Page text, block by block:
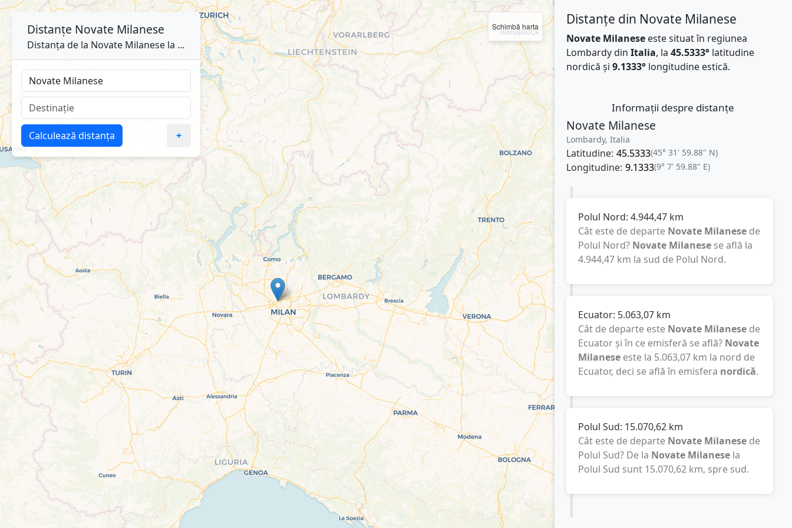
Schimbă harta Distanțe din Novate Milanese
Novate Milaneseeste situat în regiunea
Lombardy din Italia, la 45.5333°latitudine
nordică și 9.1333°longitudine estică.
Informații despre distanțe
Novate Milanese
Lombardy, Italia
Latitudine: 45.5333(45° 31' 59.88" N)
Longitudine: 9.1333(9° 7' 59.88" E)
Polul Nord: 4.944,47 km
Cât este de departe Novate Milanesede
Polul Nord? Novate Milanesese află la
4.944,47 km la sud de Polul Nord.
Ecuator: 5.063,07 km
Cât de departe este Novate Milanesede
Ecuator și în ce emisferă se află? Novate
Milaneseeste la 5.063,07 km la nord de
Ecuator, deci se află în emisfera nordică.
Polul Sud: 15.070,62 km
Cât este de departe Novate Milanesede
Polul Sud? De la Novate Milanesela
Polul Sud sunt 15.070,62 km, spre sud.
Distanțe Novate Milanese
Distanța de la Novate Milanese la ...
Calculează distanța +